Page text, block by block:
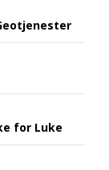
for Luke